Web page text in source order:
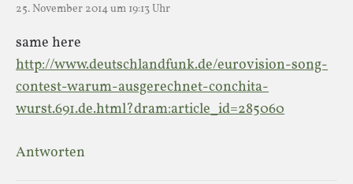
25. November 2014 um 19:13 Uhr
same here
http://www.deutschlandfunk.de/eurovision-song-
contest-warum-ausgerechnet-conchita-
wurst.691.de.html?dram:article_id=285060
Antworten